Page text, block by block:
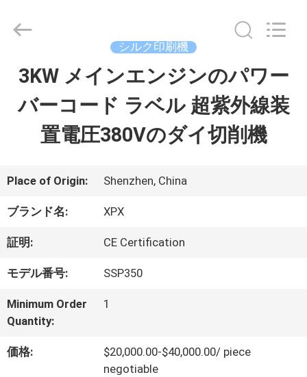
ホ
ー
製
品
ビ
オ
2026
Equipment
シルク印刷機
3KW メインエンジンのパワー
バーコード ラベル 超紫外線装
置電圧380Vのダイ切削機
Place of Origin: Shenzhen, China
ブランド名: XPX
証明: CE Certification
モデル番号: SSP350
Minimum Order
Quantity:
1
価格:
$20,000.00-$40,000.00/ piece
negotiable